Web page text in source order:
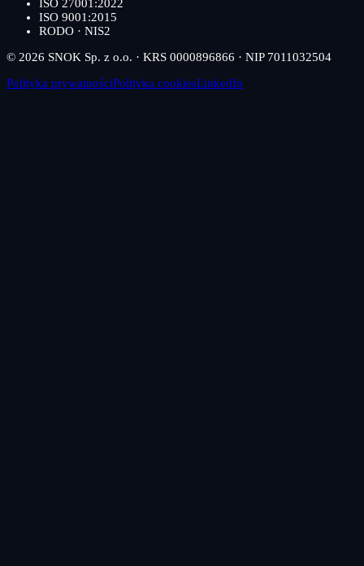
ISO 27001:2022
ISO 9001:2015
RODO · NIS2
© 2026 SNOK Sp. z o.o. · KRS 0000896866 · NIP 7011032504
Polityka prywatnościPolityka cookiesLinkedIn